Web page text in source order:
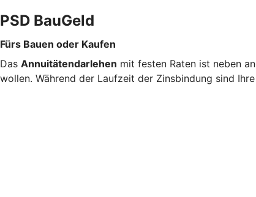
PSD BauGeld
Fürs Bauen oder Kaufen
Das Annuitätendarlehen mit festen Raten ist neben
wollen. Während der Laufzeit der Zinsbindung sind